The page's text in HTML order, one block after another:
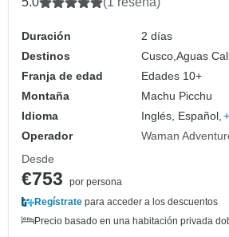
Duración
2 días
Destinos
Cusco,Aguas
Franja de edad
Edades 10+
Montaña
Machu Picchu
Idioma
Inglés, Español,
Operador
Waman
Desde
€753
por persona
Regístrate para acceder a los descuentos
Precio basado en una habitación privada